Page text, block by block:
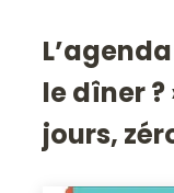
le dîner ?
jours,